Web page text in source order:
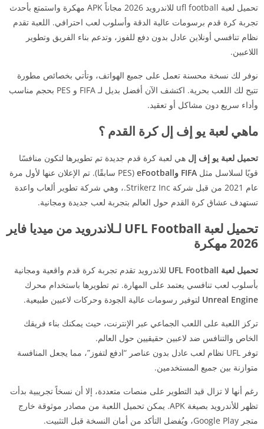
تحميل لعبة ufl football للاندرويد 2026 مجاناً APK مهكرة واستمتع بأحدث
تجربة كرة قدم برسومات عالية الدقة وأسلوب لعب احترافي. اللعبة تقدم
نظام تنافسي أونلاين عادل بدون دفع للفوز، وتدعم بناء الفريق وتطوير
اللاعبين.
نوفر لك نسخة محسنة تعمل على جميع الهواتف، وتأتي بخصائص مطورة
تتيح لك اللعب بحرية. اكتشف الآن أفضل بديل لـ FIFA و PES بحجم مناسب
وأداء سريع دون مشاكل أو تعقيد.
ماهي لعبة يو إف إل كرة القدم ؟
تحميل لعبة يو إف إل هي لعبة كرة قدم جديدة تم تطويرها لتكون منافسًا
قويًا لسلاسل مثل FIFA وeFootball
(PES سابقًا). تم الإعلان عنها لأول مرة
عام 2021 من قبل شركة Strikerz Inc.، وهي شركة تطوير ألعاب واعدة
تستهدف عشاق كرة القدم حول العالم بتجربة لعب جديدة ومجانية.
تحميل لعبة UFL Football لـلاندرويد من ميديا فاير
2026 مهكرة
تحميل لعبة UFL Football
للاندرويد تقدم تجربة كرة قدم واقعية ومجانية
بأسلوب لعب تنافسي يعتمد على المهارة. تم تطويرها باستخدام محرك
Unreal Engine لتوفير رسومات عالية الجودة وحركات لاعبين طبيعية.
تركز اللعبة على اللعب الجماعي عبر الإنترنت، حيث يمكنك بناء فريقك
الخاص والتنافس ضد لاعبين حقيقيين حول العالم.
توفر UFL نظام لعب عادل بدون عناصر “ادفع لتفوز”، مما يجعل المنافسة
متوازنة بين جميع المستخدمين.
رغم أنها لا تزال قيد التطوير على منصات متعددة، إلا أن نسخاً تجريبية بدأت
تظهر للأندرويد بصيغة APK. يمكن تحميل اللعبة من مصادر موثوقة خارج
متجر Google Play، ويُفضل التأكد من أمان النسخة قبل التثبيت.